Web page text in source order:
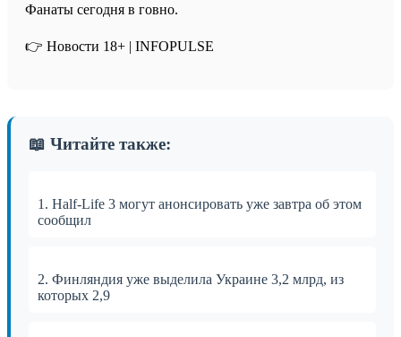
Фанаты сегодня в говно.
👉 Новости 18+ | INFOPULSE
📖 Читайте также:
1. Half-Life 3 могут анонсировать уже завтра об этом
сообщил
2. Финляндия уже выделила Украине 3,2 млрд, из
которых 2,9